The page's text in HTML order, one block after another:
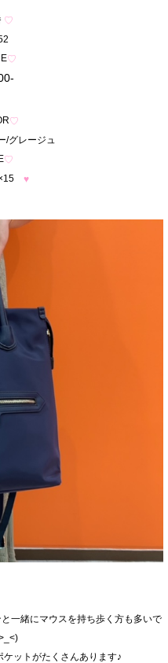
♡
♡
♡
/グレージュ
♡
♥
一緒にマウスを持ち歩く方も多いで
ットがたくさんあります♪